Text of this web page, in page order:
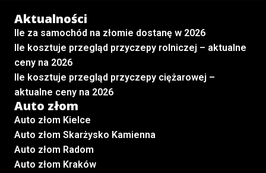
Aktualności
Ile za samochód na złomie dostanę w 2026
Ile kosztuje przegląd przyczepy rolniczej – aktualne
ceny na 2026
Ile kosztuje przegląd przyczepy ciężarowej –
aktualne ceny na 2026
Auto złom
Auto złom Kielce
Auto złom Skarżysko Kamienna
Auto złom Radom
Auto złom Kraków